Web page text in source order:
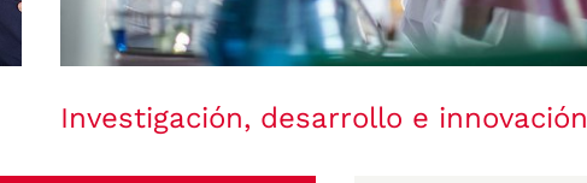
Investigación, desarrollo e innovación